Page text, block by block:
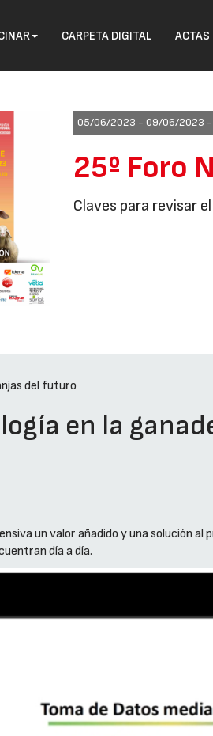
CARPETA DIGITAL ACTAS
05/06/2023 - 09/06/2023 -
25º Foro
Claves para revisar
del futuro
en la
un valor añadido y una solución
día a día.